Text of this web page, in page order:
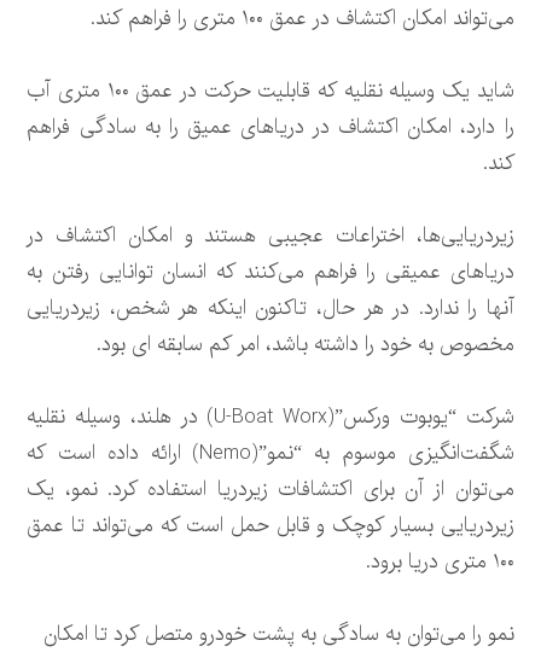
می‌تواند امکان اکتشاف در عمق ۱۰۰ متری را فراهم کند.
شاید یک وسیله نقلیه که قابلیت حرکت در عمق ۱۰۰ متری آب
را دارد، امکان اکتشاف در دریاهای عمیق را به سادگی فراهم
کند.
زیردریایی‌ها، اختراعات عجیبی هستند و امکان اکتشاف در
دریاهای عمیقی را فراهم می‌کنند که انسان توانایی رفتن به
آنها را ندارد. در هر حال، تاکنون اینکه هر شخص‌، زیردریایی
مخصوص به خود را داشته باشد، امر کم سابقه ای بود.
شرکت “یوبوت ورکس”(U-Boat Worx) در هلند، وسیله نقلیه
شگفت‌انگیزی موسوم به “نمو”(Nemo) ارائه داده است که
می‌توان از آن برای اکتشافات زیردریا استفاده کرد. نمو، یک
زیردریایی بسیار کوچک و قابل حمل است که می‌تواند تا عمق
۱۰۰ متری دریا برود.
نمو را می‌توان به سادگی به پشت خودرو متصل کرد تا امکان